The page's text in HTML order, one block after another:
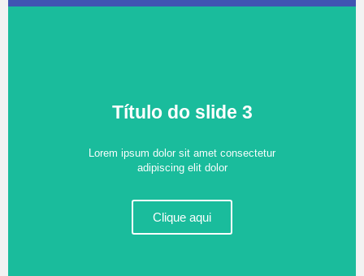
Título do slide 3
Lorem ipsum dolor sit amet consectetur
adipiscing elit dolor
Clique aqui